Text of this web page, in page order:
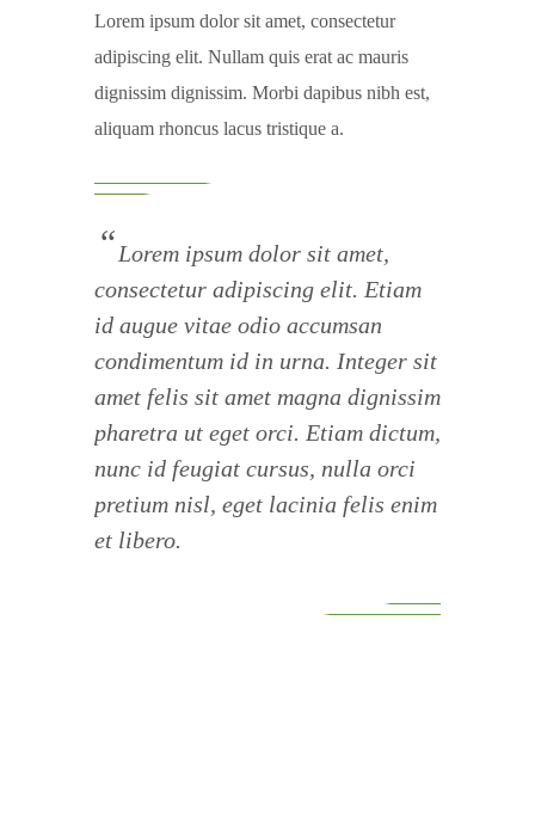
Lorem ipsum dolor sit amet, consectetur
adipiscing elit. Nullam quis erat ac mauris
dignissim dignissim. Morbi dapibus nibh est,
aliquam rhoncus lacus tristique a.
Lorem ipsum dolor sit amet,
consectetur adipiscing elit. Etiam
id augue vitae odio accumsan
condimentum id in urna. Integer sit
amet felis sit amet magna dignissim
pharetra ut eget orci. Etiam dictum,
nunc id feugiat cursus, nulla orci
pretium nisl, eget lacinia felis enim
et libero.